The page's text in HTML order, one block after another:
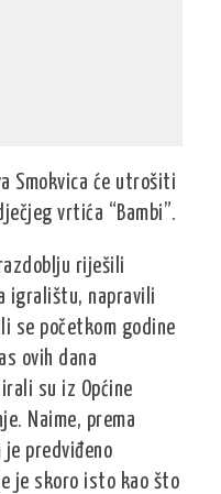
Smokvica će utrošiti
vrtića “Bambi”.
riješili
igralištu, napravili
se početkom godine
ovih dana
su iz Općine
Naime, prema
je predviđeno
je skoro isto kao što